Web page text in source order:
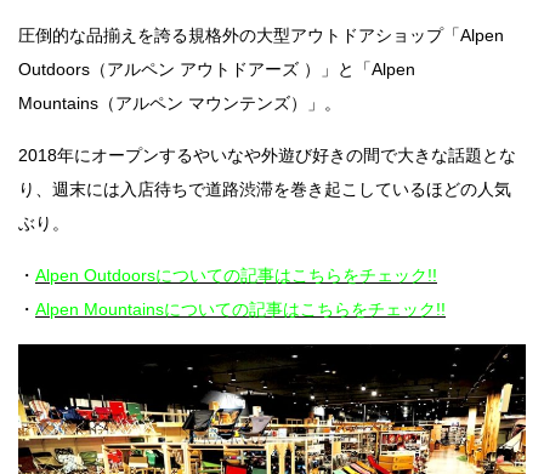
圧倒的な品揃えを誇る規格外の大型アウトドアショップ「Alpen
Outdoors （アルペン アウトドアーズ ）」と「Alpen
Mountains （アルペン マウンテンズ）」。
2018年にオープンするやいなや外遊び好きの間で大きな話題とな
り、週末には入店待ちで道路渋滞を巻き起こしているほどの人気
ぶり。
・ Alpen Outdoorsについての記事はこちらをチェック!!
・ Alpen Mountainsについての記事はこちらをチェック!!